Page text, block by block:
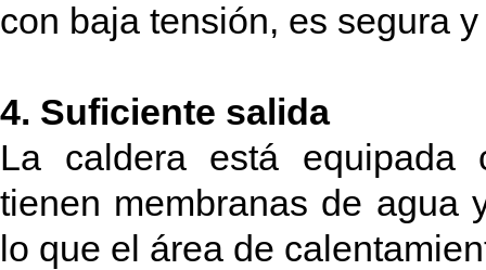
con baja tensión, es segura
4. Suficiente salida
La caldera está equipada
tienen membranas de agua
lo que el área de